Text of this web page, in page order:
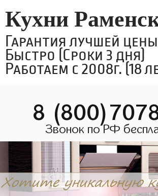
Кухни
Гарантия лучшей цены
Быстро (Сроки 3 дня)
Работаем с 2008г. (18
8
Звонок по РФ